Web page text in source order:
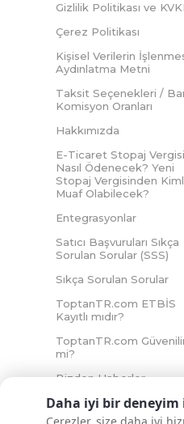
Daha iyi bir
Gizlilik Politikası ve
Çerez Politikası
Kişisel Verilerin
Aydınlatma Metni
Taksit Seçenekleri /
Komisyon Oranları
Hakkımızda
E-Ticaret Stopaj
Nasıl Ödenecek? Yeni
Stopaj Vergisinden
Muaf Olabilecek?
Entegrasyonlar
Satıcı Başvuruları Sıkça
Sorulan Sorular (SSS)
Sıkça Sorulan Sorular
ToptanTR.com ETBİS
Kayıtlı mıdır?
ToptanTR.com
mi?
Bizden Haberler